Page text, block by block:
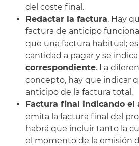
del coste final.
Redactar la factura. Hay
factura de anticipo
que una factura habitual;
cantidad a pagar y se
correspondiente. La
concepto, hay que indicar
anticipo de la factura total.
Factura final indicando el
emita la factura final del
habrá que incluir tanto la
el momento de la emisión